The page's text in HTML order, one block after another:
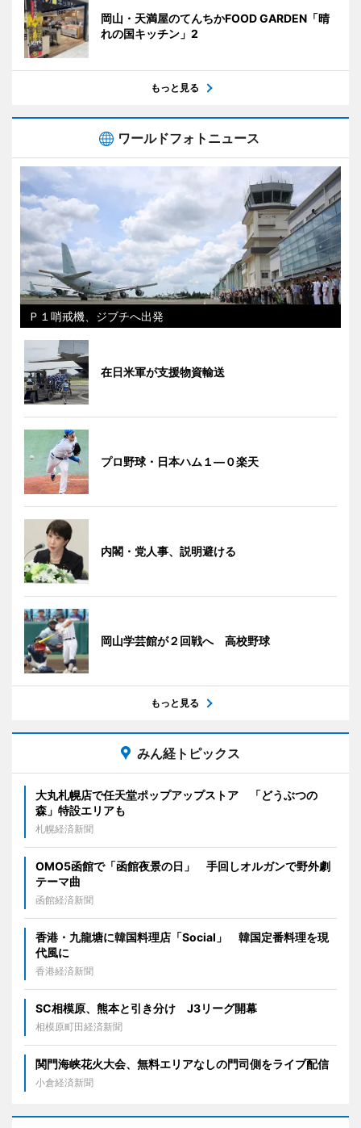
岡山・天満屋のてんちかFOOD GARDEN「晴
れの国キッチン」2
もっと見る
ワールドフォトニュース
Ｐ１哨戒機、ジブチへ出発
在日米軍が支援物資輸送
プロ野球・日本ハム１―０楽天
内閣・党人事、説明避ける
岡山学芸館が２回戦へ 高校野球
もっと見る
みん経トピックス
大丸札幌店で任天堂ポップアップストア 「どうぶつの
森」特設エリアも
札幌経済新聞
OMO5函館で「函館夜景の日」 手回しオルガンで野外劇
テーマ曲
函館経済新聞
香港・九龍塘に韓国料理店「Social」 韓国定番料理を現
代風に
香港経済新聞
SC相模原、熊本と引き分け J3リーグ開幕
相模原町田経済新聞
関門海峡花火大会、無料エリアなしの門司側をライブ配信
小倉経済新聞